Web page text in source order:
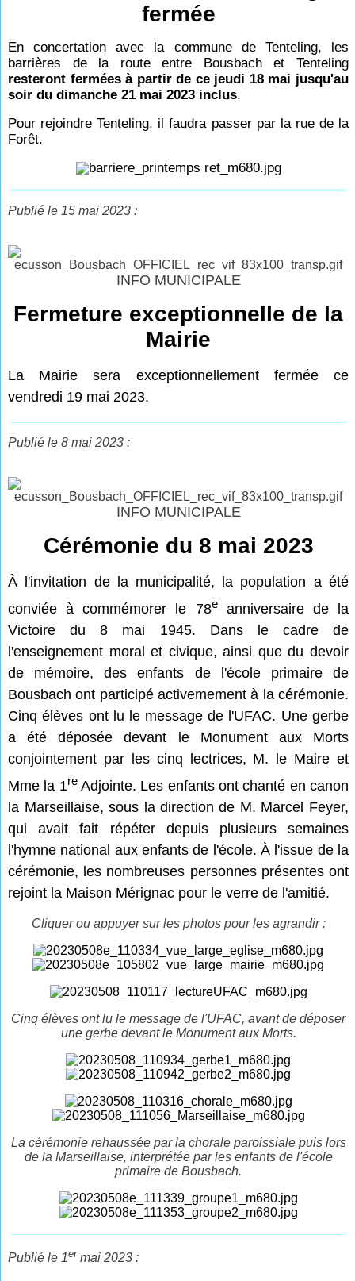
fermée
En concertation avec la commune de Tenteling, les
barrières de la route entre Bousbach et Tenteling
resteront fermées à partir de ce jeudi 18 mai jusqu'au
soir du dimanche 21 mai 2023 inclus.
Pour rejoindre Tenteling, il faudra passer par la rue de la
Forêt.
Publié le 15 mai 2023 :
INFO MUNICIPALE
Fermeture exceptionnelle de la
Mairie
La Mairie sera exceptionnellement fermée ce
vendredi 19 mai 2023.
Publié le 8 mai 2023 :
INFO MUNICIPALE
Cérémonie du 8 mai 2023
À l'invitation de la municipalité, la population a été
conviée à commémorer le 78eanniversaire de la
Victoire du 8 mai 1945. Dans le cadre de
l'enseignement moral et civique, ainsi que du devoir
de mémoire, des enfants de l'école primaire de
Bousbach ont participé activemement à la cérémonie.
Cinq élèves ont lu le message de l'UFAC. Une gerbe
a été déposée devant le Monument aux Morts
conjointement par les cinq lectrices, M. le Maire et
Mme la 1reAdjointe. Les enfants ont chanté en canon
la Marseillaise, sous la direction de M. Marcel Feyer,
qui avait fait répéter depuis plusieurs semaines
l'hymne national aux enfants de l'école. À l'issue de la
cérémonie, les nombreuses personnes présentes ont
rejoint la Maison Mérignac pour le verre de l'amitié.
Cliquer ou appuyer sur les photos pour les agrandir :
Cinq élèves ont lu le message de l'UFAC, avant de déposer
une gerbe devant le Monument aux Morts.
La cérémonie rehaussée par la chorale paroissiale puis lors
de la Marseillaise, interprétée par les enfants de l'école
primaire de Bousbach.
Publié le 1er mai 2023 :